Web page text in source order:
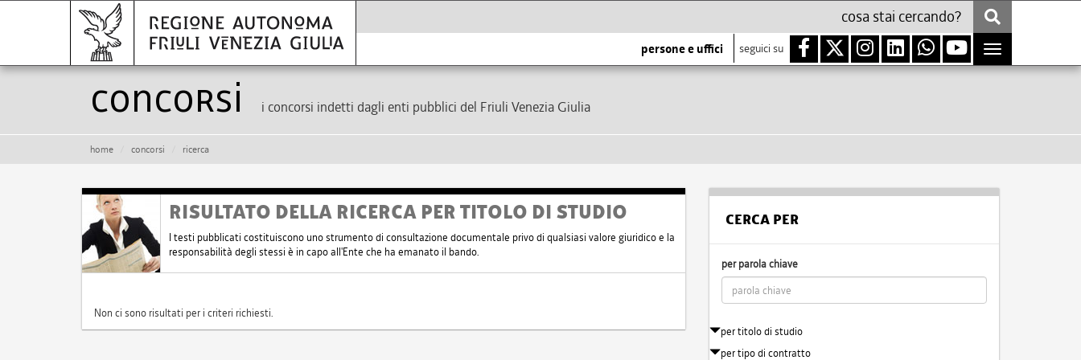
persone e uffici seguici su
Toggle
navigation
Concorsi i concorsi indetti dagli enti pubblici del Friuli Venezia Giulia
home concorsi ricerca
RISULTATO DELLA RICERCA PER TITOLO DI STUDIO
I testi pubblicati costituiscono uno strumento di consultazione documentale privo di qualsiasi valore giuridico e la
responsabilità degli stessi è in capo all'Ente che ha emanato il bando.
Non ci sono risultati per i criteri richiesti.
CERCA PER
per parola chiave
per titolo di studio
per tipo di contratto